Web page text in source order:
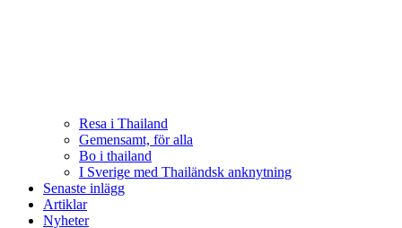
Resa i Thailand
Gemensamt, för alla
Bo i thailand
I Sverige med Thailändsk anknytning
Senaste inlägg
Artiklar
Nyheter